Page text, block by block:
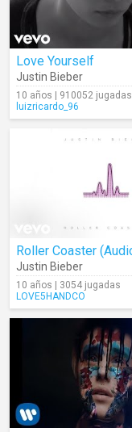
Love Yourself
Justin Bieber
10 años | 910052 jugadas
luizricardo_96
Roller Coaster
Justin Bieber
10 años | 3054 jugadas
LOVE5HANDCO